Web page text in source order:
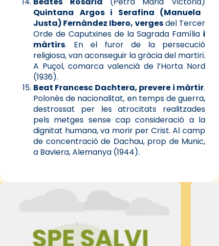
Quintana Argos i Serafina (Manuela
Justa) Fernàndez Ibero, vergesdel Tercer
Orde de Caputxines de la Sagrada Família i
màrtirs. En el furor de la persecució
religiosa, van aconseguir la gràcia del martiri.
A Puçol, comarca valencià de l’Horta Nord
(1936).
Beat Francesc Dachtera, prevere i màrtir.
Polonès de nacionalitat, en temps de guerra,
destrossat per les atrocitats realitzades
pels metges sense cap consideració a la
dignitat humana, va morir per Crist. Al camp
de concentració de Dachau, prop de Munic,
a Baviera, Alemanya (1944).